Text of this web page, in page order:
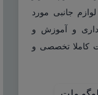
جانبی مورد
و آموزش و
کاملا تخصصی و